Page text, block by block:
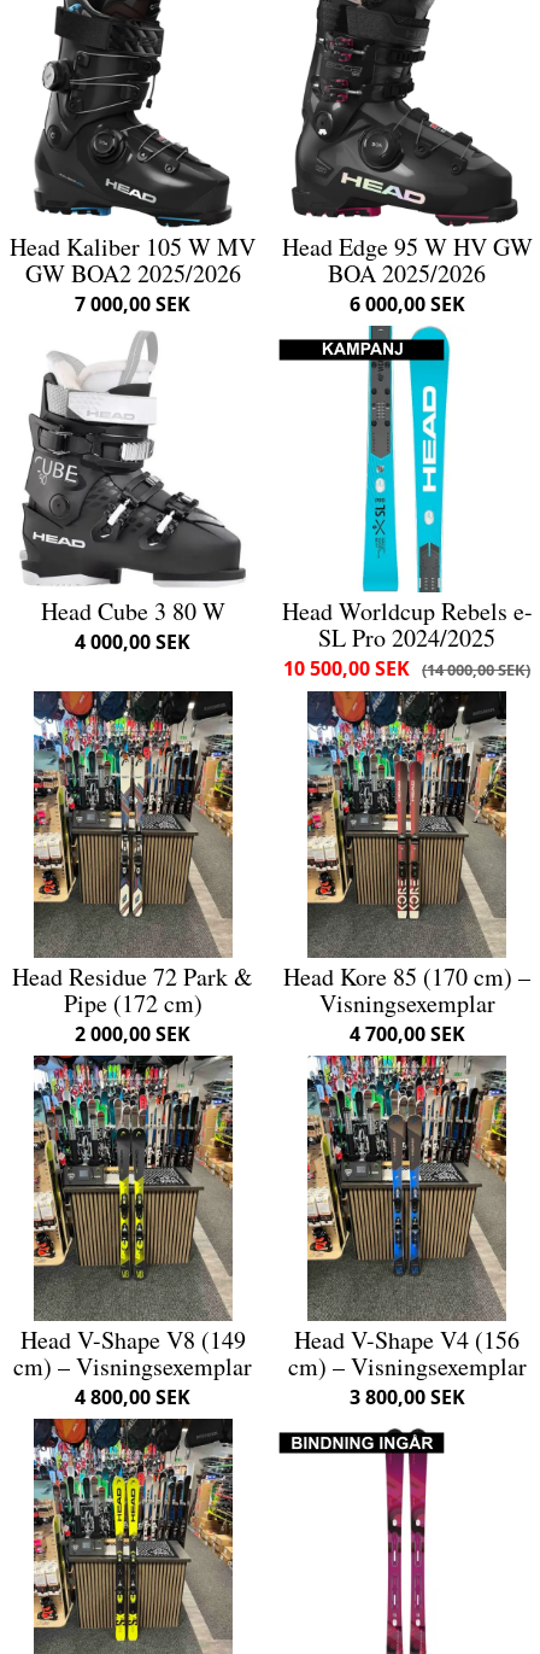
Head Kaliber 105 W MV
GW BOA2 2025/2026
7 000,00 SEK
Head Edge 95 W HV GW
BOA 2025/2026
6 000,00 SEK
Head Cube 3 80 W
4 000,00 SEK
Head Worldcup Rebels e-
SL Pro 2024/2025
14 000,00 SEK
10 500,00 SEK
Head Residue 72 Park &
Pipe (172 cm)
2 000,00 SEK
Head Kore 85 (170 cm) –
Visningsexemplar
4 700,00 SEK
Head V-Shape V8 (149
cm) – Visningsexemplar
4 800,00 SEK
Head V-Shape V4 (156
cm) – Visningsexemplar
3 800,00 SEK